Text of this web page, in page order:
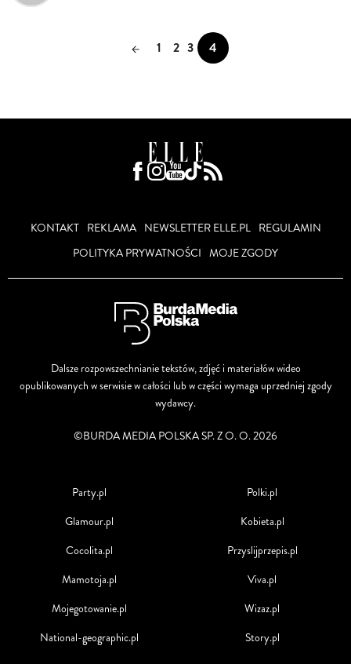
1 2 3 4
KONTAKT REKLAMA NEWSLETTER ELLE.PL
REGULAMIN
POLITYKA PRYWATNOŚCI MOJE ZGODY
Dalsze rozpowszechnianie tekstów, zdjęć i materiałów wideo
opublikowanych w serwisie w całości lub w części wymaga uprzedniej zgody
wydawcy.
©BURDA MEDIA POLSKA SP. Z O. O. 2026
Party.pl
Glamour.pl
Cocolita.pl
Mamotoja.pl
Mojegotowanie.pl
National-geographic.pl
Polki.pl
Kobieta.pl
Przyslijprzepis.pl
Viva.pl
Wizaz.pl
Story.pl